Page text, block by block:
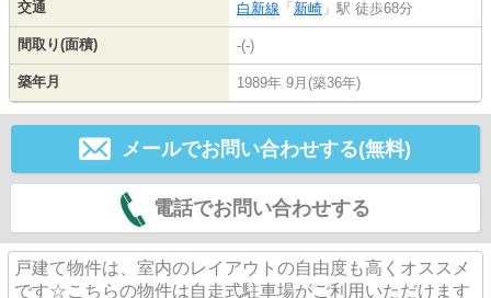
交通 白新線 「 新崎 」駅 徒歩68分
間取り(面積) -(-)
築年月 1989年 9月(築36年)
メールでお問い合わせする(無料)
電話でお問い合わせする
戸建て物件は、室内のレイアウトの自由度も高くオススメ
です☆こちらの物件は自走式駐車場がご利用いただけます